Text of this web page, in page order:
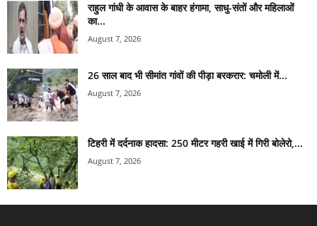
राहुल गांधी के आवास के बाहर हंगामा, साधु-संतों और महिलाओं
का...
August 7, 2026
26 साल बाद भी सीमांत गांवों की पीड़ा बरकरार: चमोली में...
August 7, 2026
टिहरी में दर्दनाक हादसा: 250 मीटर गहरी खाई में गिरी बोलेरो,...
August 7, 2026